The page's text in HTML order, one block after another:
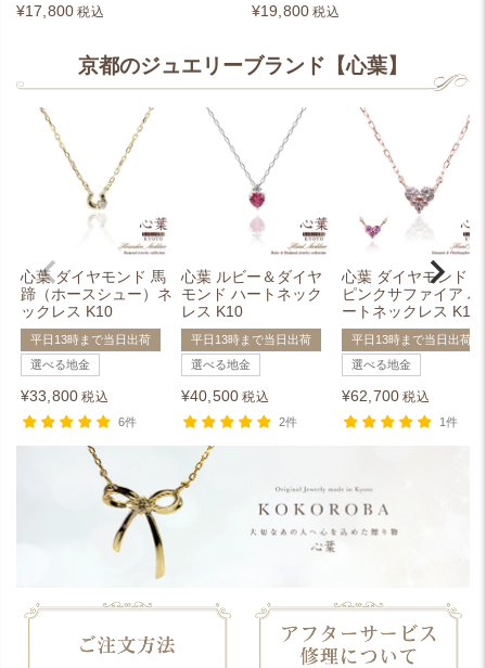
¥17,800 税込 ¥19,800 税込
京都のジュエリーブランド【心葉】
心葉 ダイヤモンド 馬
蹄（ホースシュー）ネ
ックレス K10
平日13時まで当日出荷
選べる地金
¥33,800 税込
6件
心葉 ルビー＆ダイヤ
モンド ハートネック
レス K10
平日13時まで当日出荷
選べる地金
¥40,500 税込
2件
心葉 ダイヤモンド＆
ピンクサファイア ハ
ートネックレス K10
平日13時まで当日出荷
選べる地金
¥62,700 税込
1件